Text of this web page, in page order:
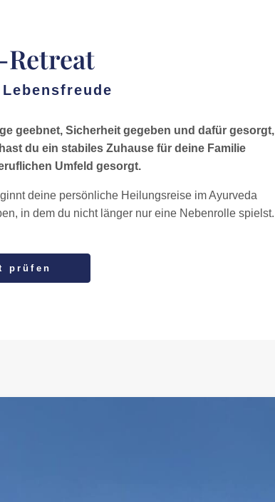
Retreat
geebnet, Sicherheit gegeben und dafür gesorgt,
du ein stabiles Zuhause für deine Familie
Umfeld gesorgt.
deine persönliche Heilungsreise im Ayurveda
in dem du nicht länger nur eine Nebenrolle spielst.
prüfen